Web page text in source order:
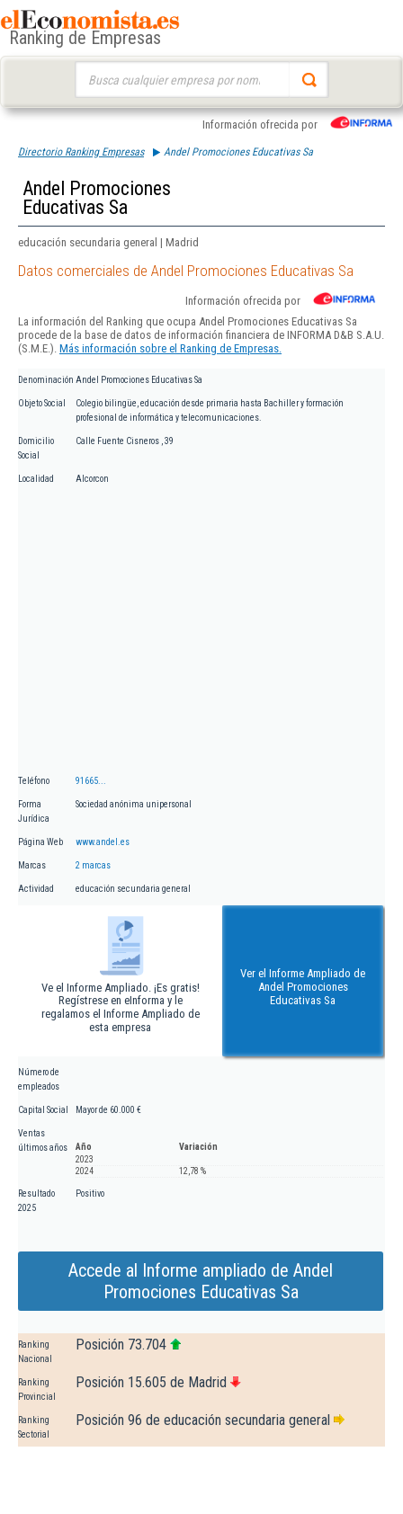
Ranking de Empresas
Información ofrecida por
Directorio Ranking Empresas Andel Promociones Educativas Sa
Andel Promociones
Educativas Sa
educación secundaria general | Madrid
Datos comerciales de Andel Promociones Educativas Sa
Información ofrecida por
La información del Ranking que ocupa Andel Promociones Educativas Sa
procede de la base de datos de información financiera de INFORMA D&B S.A.U.
(S.M.E.). Más información sobre el Ranking de Empresas.
Denominación Andel Promociones Educativas Sa
Objeto Social
Colegio bilingüe, educación desde primaria hasta Bachiller y formación
profesional de informática y telecomunicaciones.
Domicilio
Social
Calle Fuente Cisneros , 39
Localidad Alcorcon
Teléfono 91665...
Forma
Jurídica
Sociedad anónima unipersonal
Página Web www.andel.es
Marcas 2 marcas
Actividad educación secundaria general
Ve el Informe Ampliado. ¡Es gratis!
Regístrese en eInforma y le
regalamos el Informe Ampliado de
esta empresa
Ver el Informe Ampliado de
Andel Promociones
Educativas Sa
Número de
empleados
Capital Social Mayor de 60.000 €
Ventas
últimos años
Año
Variación
2023
2024
12,78 %
Resultado
2025
Positivo
Accede al Informe ampliado de Andel
Promociones Educativas Sa
Ranking
Nacional
Posición 73.704
Ranking
Provincial
Posición 15.605 de Madrid
Ranking
Sectorial
Posición 96 de educación secundaria general